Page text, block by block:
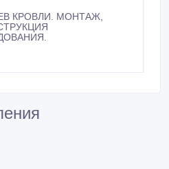
КРОВЛИ. МОНТАЖ,